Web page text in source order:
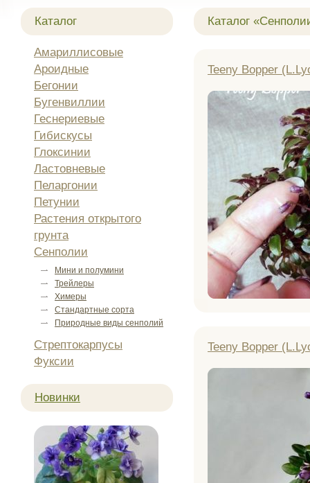
Каталог
Teeny Bopper
Teeny Bopper
Каталог
Амариллисовые
Ароидные
Бегонии
Бугенвиллии
Геснериевые
Гибискусы
Глоксинии
Ластовневые
Пеларгонии
Петунии
Растения открытого
грунта
Сенполии
Мини и полумини
Трейлеры
Химеры
Стандартные сорта
Природные виды сенполий
Стрептокарпусы
Фуксии
Новинки